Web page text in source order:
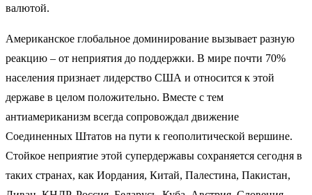
валютой.
Американское глобальное доминирование вызывает разную
реакцию – от неприятия до поддержки. В мире почти 70%
населения признает лидерство США и относится к этой
державе в целом положительно. Вместе с тем
антиамериканизм всегда сопровождал движение
Соединенных Штатов на пути к геополитической вершине.
Стойкое неприятие этой супердержавы сохраняется сегодня в
таких странах, как Иордания, Китай, Палестина, Пакистан,